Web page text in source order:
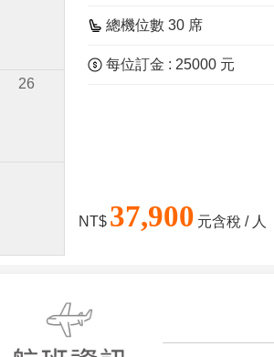
26
總機位數 30 席
每位訂金 : 25000 元
NT$ 37,900 元含稅 / 人